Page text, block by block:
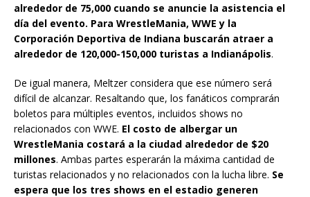
alrededor de 75,000 cuando se anuncie la asistencia el
día del evento. Para WrestleMania, WWE y la
Corporación Deportiva de Indiana buscarán atraer a
alrededor de 120,000-150,000 turistas a Indianápolis.
De igual manera, Meltzer considera que ese número será
difícil de alcanzar. Resaltando que, los fanáticos comprarán
boletos para múltiples eventos, incluidos shows no
relacionados con WWE. El costo de albergar un
WrestleMania costará a la ciudad alrededor de $20
millones. Ambas partes esperarán la máxima cantidad de
turistas relacionados y no relacionados con la lucha libre. Se
espera que los tres shows en el estadio generen